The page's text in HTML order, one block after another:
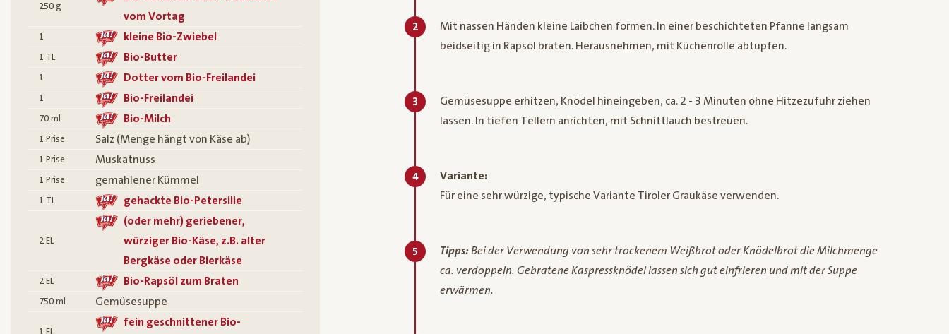
250 g
vom Vortag
1 kleine Bio-Zwiebel
1 TL Bio-Butter
1 Dotter vom Bio-Freilandei
1 Bio-Freilandei
70 ml Bio-Milch
1 Prise Salz (Menge hängt von Käse ab)
1 Prise Muskatnuss
1 Prise gemahlener Kümmel
1 TL gehackte Bio-Petersilie
2 EL
(oder mehr) geriebener,
würziger Bio-Käse, z.B. alter
Bergkäse oder Bierkäse
2 EL Bio-Rapsöl zum Braten
750 ml Gemüsesuppe
fein geschnittener Bio-
2
Mit nassen Händen kleine Laibchen formen. In einer beschichteten Pfanne langsam
beidseitig in Rapsöl braten. Herausnehmen, mit Küchenrolle abtupfen.
3
Gemüsesuppe erhitzen, Knödel hineingeben, ca. 2 - 3 Minuten ohne Hitzezufuhr ziehen
lassen. In tiefen Tellern anrichten, mit Schnittlauch bestreuen.
4
Variante:
Für eine sehr würzige, typische Variante Tiroler Graukäse verwenden.
5 Tipps:Bei der Verwendung von sehr trockenem Weißbrot oder Knödelbrot die Milchmenge
ca. verdoppeln. Gebratene Kaspressknödel lassen sich gut einfrieren und mit der Suppe
erwärmen.